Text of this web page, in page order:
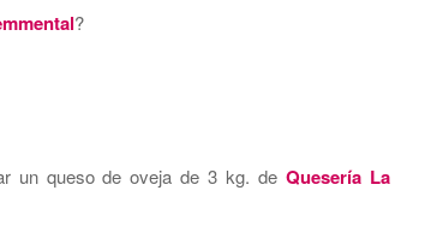
?
un queso de oveja de 3 kg. deQuesería La